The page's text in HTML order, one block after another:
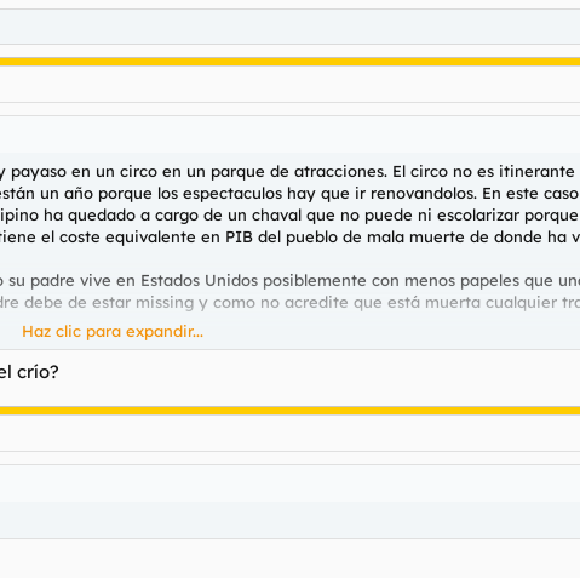
en un circo en un parque de atracciones. El circo no es
un año porque los espectaculos hay que ir renovandolos. En este
ha quedado a cargo de un chaval que no puede ni escolarizar
el coste equivalente en PIB del pueblo de mala muerte de donde ha
padre vive en Estados Unidos posiblemente con menos papeles que
debe de estar missing y como no acredite que está muerta cualquier
preñado una loca, se cambiaria por esos padres que con esfuerzo
Haz clic para expandir...
crío?